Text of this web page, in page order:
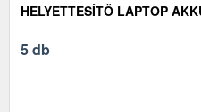
HELYETTESÍTŐ LAPTOP
5 db